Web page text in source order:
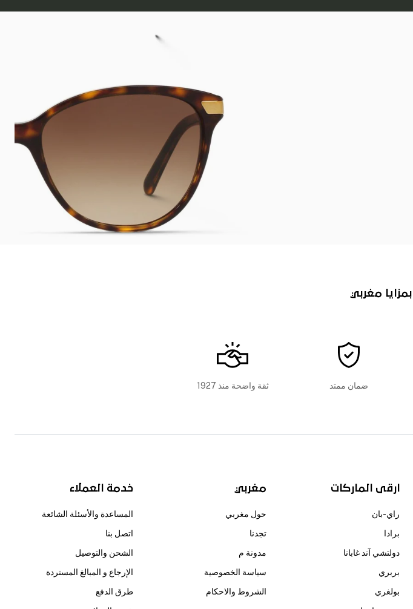
مغربي
ضمان ممتد ثقة واضحة منذ 1927
ارقى الماركات
راي-بان
برادا
دولتشي آند غابانا
بربري
بولغري
مغربي
حول مغربي
تجدنا
مدونة م
سياسة الخصوصية
الشروط والاحكام
خدمة العملاء
المساعدة والأسئلة الشائعة
اتصل بنا
الشحن والتوصيل
الإرجاع و المبالغ المستردة
طرق الدفع